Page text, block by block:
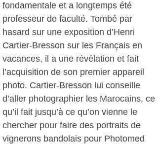
fondamentale et a longtemps été
professeur de faculté. Tombé par
hasard sur une exposition d’Henri
Cartier-Bresson sur les Français en
vacances, il a une révélation et fait
l’acquisition de son premier appareil
photo. Cartier-Bresson lui conseille
d’aller photographier les Marocains, ce
qu’il fait jusqu’à ce qu’on vienne le
chercher pour faire des portraits de
vignerons bandolais pour Photomed